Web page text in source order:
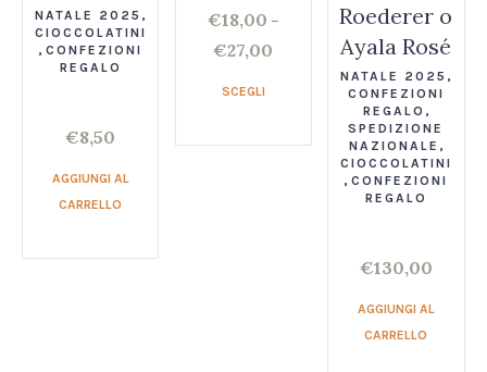
NATALE 2025 ,
CIOCCOLATINI
,CONFEZIONI
REGALO
€8,50
AGGIUNGI AL
CARRELLO
€18,00 –
€27,00
SCEGLI
Roederer o
Ayala Rosé
NATALE 2025 ,
CONFEZIONI
REGALO ,
SPEDIZIONE
NAZIONALE ,
CIOCCOLATINI
,CONFEZIONI
REGALO
€130,00
AGGIUNGI AL
CARRELLO